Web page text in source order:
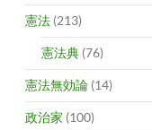
憲法 (213)
憲法典 (76)
憲法無効論 (14)
政治家 (100)